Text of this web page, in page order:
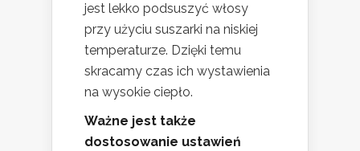
jest lekko podsuszyć włosy
przy użyciu suszarki na niskiej
temperaturze. Dzięki temu
skracamy czas ich wystawienia
na wysokie ciepło.
Ważne jest także
dostosowanie ustawień